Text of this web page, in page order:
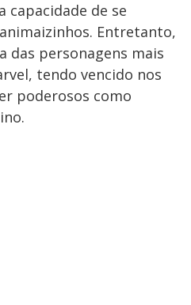
capacidade de se
Entretanto,
das personagens mais
tendo vencido nos
poderosos como